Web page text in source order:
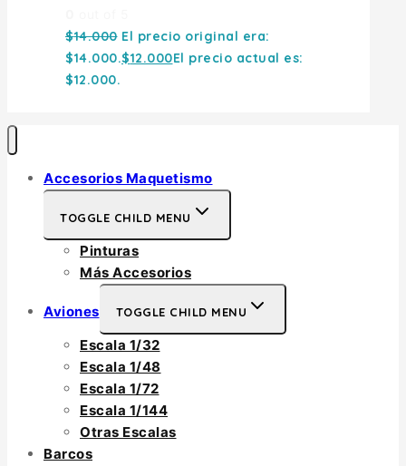
$14.000 El precio original era:
$14.000.$12.000El precio actual es:
$12.000.
Accesorios Maquetismo
TOGGLE CHILD MENU
Pinturas
Más Accesorios
Aviones TOGGLE CHILD MENU
Escala 1/32
Escala 1/48
Escala 1/72
Escala 1/144
Otras Escalas
Barcos